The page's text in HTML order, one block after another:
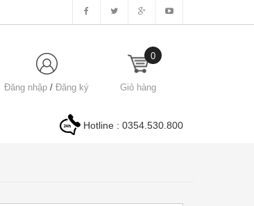
Đăng nhập /Đăng ký Giỏ hàng
0
Hotline : 0354.530.800